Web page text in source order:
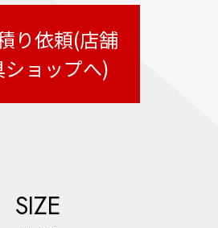
り依頼(店舗
ショップへ)
SIZE